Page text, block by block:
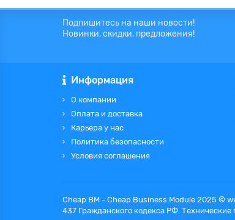
Подпишитесь на наши новости!
Новинки, скидки, предложения!
Информация
О компании
Оплата и доставка
Карьера у нас
Политика безопасности
Условия соглашения
Cheap BM - Cheap Business Module 2025 ©
437 Гражданского кодекса РФ.